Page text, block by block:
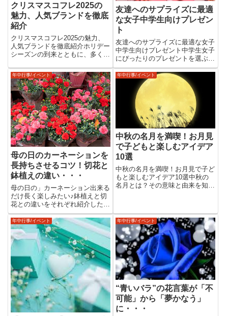
クリスマスコフレ2025の
魅力、人気ブランドを徹底
紹介
クリスマスコフレ2025の魅力、
人気ブランドを徹底紹介ホリデー
シーズンの到来とともに、多くの
マスコフレ」。毎年、各ブランド
がこだわりの限定アイテムを発表
し、争奪戦が繰り広げられる人気
イベントです。この記事では、...
友達へのサプライズに最適
な女子中学生向けプレゼン
ト
友達へのサプライズに最適な女子
中学生向けプレゼント中学生女子
にぴったりのプレゼントを選ぶと
き、サプライズ感やおしゃれ感を
意識することが大切です。思わず
喜んでもらえるアイテムを選べ
ば、友達の記憶に残る素敵なサプ
ライズになります。今回は、女子
年中行事/イベント
母の日のカーネーションを
長持ちさせるコツ！切花と
鉢植えの違い・・・
母の日の」カーネーション出来る
だけ長く楽しみたい♪鉢植えと切
花との違いをそれぞれ紹介したい
と思います。母の日のカーネーシ
ョンを長く楽しみたい！実は、カ
ーネーションは適切な管理をする
ことで長持ちさせることができま
す。切花か鉢植えかによっても
年中行事/イベント
中秋の名月を満喫！お月見
で子どもと楽しむアイデア
10選
中秋の名月を満喫！お月見で子ど
もと楽しむアイデア10選中秋の
名月とは？その意味と由来を知ろ
す。この風習は中国から日本に伝
わり、平安時代には貴族たちが...
年中行事/イベント 年中行事/イベント
“青いバラ”の花言葉が「不
可能」から「夢かなう」
に・・・